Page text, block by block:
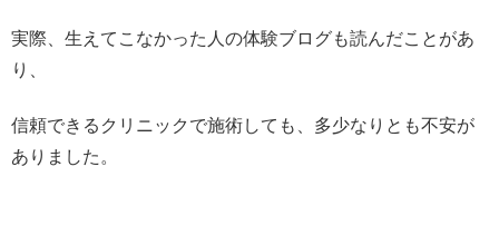
実際、生えてこなかった人の体験ブログも読んだことがあ
り、
信頼できるクリニックで施術しても、多少なりとも不安が
ありました。